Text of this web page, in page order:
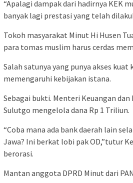
“Apalagi dampak dari hadirnya KEK
banyak lagi prestasi yang telah
Tokoh masyarakat Minut Hi Husen
para tomas muslim harus cerdas
Salah satunya yang punya akses kuat
memengaruhi kebijakan istana.
Sebagai bukti. Menteri Keuangan
Sulutgo mengelola dana Rp 1 Triliun.
“Coba mana ada bank daerah lain
Jawa? Ini berkat lobi pak OD,”tutur
berorasi.
Mantan anggota DPRD Minut dari